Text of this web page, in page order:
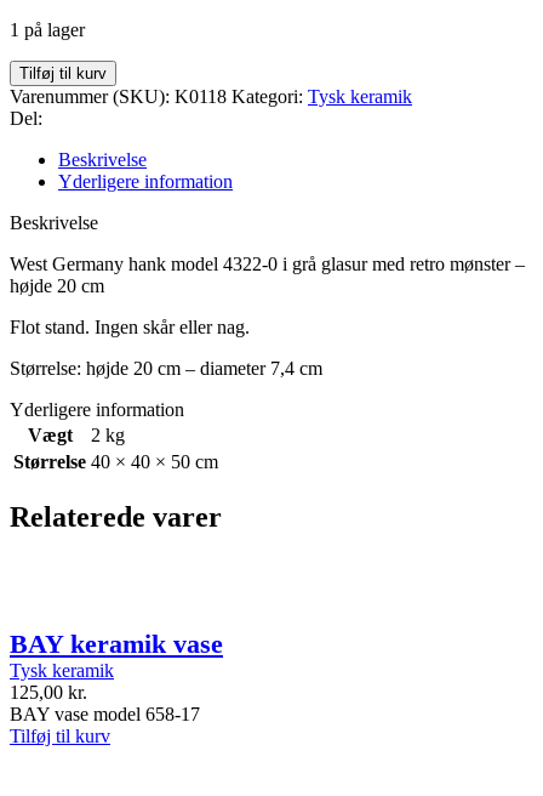
1 på lager
West
Germany
hank
antal
Tilføj til kurv
Varenummer (SKU): K0118 Kategori: Tysk keramik
Del:
Beskrivelse
Yderligere information
Beskrivelse
West Germany hank model 4322-0 i grå glasur med retro mønster –
højde 20 cm
Flot stand. Ingen skår eller nag.
Størrelse: højde 20 cm – diameter 7,4 cm
Yderligere information
Vægt
2 kg
Størrelse 40 × 40 × 50 cm
Relaterede varer
BAY keramik vase
Tysk keramik
125,00 kr.
BAY vase model 658-17
Tilføj til kurv